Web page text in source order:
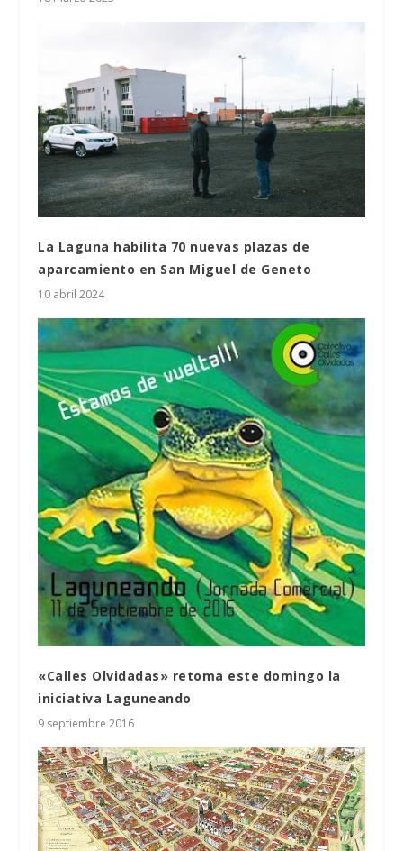
La Laguna habilita 70 nuevas plazas de
aparcamiento en San Miguel de Geneto
10 abril 2024
«Calles Olvidadas» retoma este domingo la
iniciativa Laguneando
9 septiembre 2016